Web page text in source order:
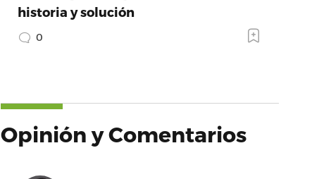
historia y solución
0
Opinión y Comentarios